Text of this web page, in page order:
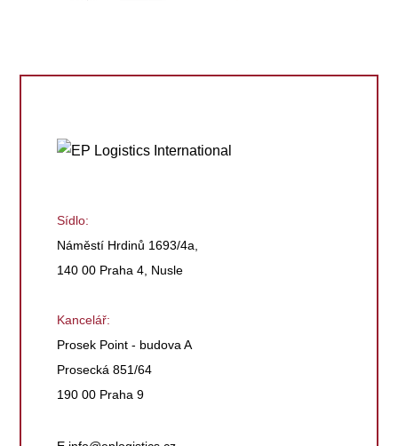
Sídlo:
Náměstí Hrdinů 1693/4a,
140 00 Praha 4, Nusle
Kancelář:
Prosek Point - budova A
Prosecká 851/64
190 00 Praha 9